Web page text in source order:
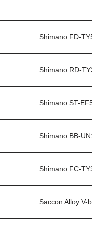
Shimano FD-
Shimano RD-
Shimano ST-
Shimano BB-
Shimano FC-
Saccon Alloy V-